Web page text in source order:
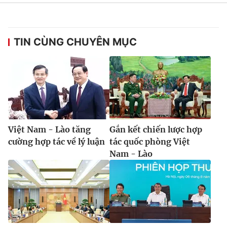
TIN CÙNG CHUYÊN MỤC
Việt Nam - Lào tăng
cường hợp tác về lý luận
Gắn kết chiến lược hợp
tác quốc phòng Việt
Nam - Lào